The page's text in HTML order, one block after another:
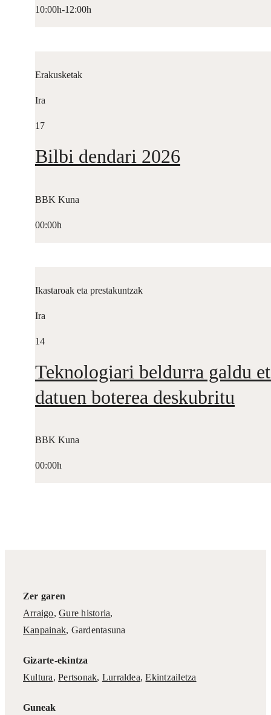
10:00h-12:00h
Erakusketak
Ira
17
Bilbi dendari 2026
BBK Kuna
00:00h
Ikastaroak eta prestakuntzak
Ira
14
Teknologiari beldurra galdu
datuen boterea deskubritu
BBK Kuna
00:00h
Zer garen
Arraigo,Gure historia,
Kanpainak, Gardentasuna
Gizarte-ekintza
Kultura,Pertsonak, Lurraldea,Ekintzailetza
Guneak